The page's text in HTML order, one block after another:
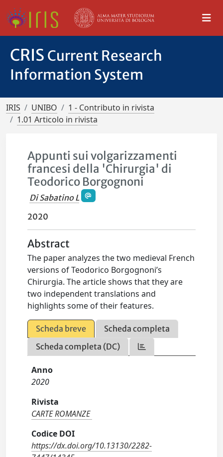
CRIS Current Research
Information System
IRIS UNIBO
1 - Contributo in rivista
1.01 Articolo in rivista
Appunti sui volgarizzamenti
francesi della 'Chirurgia' di
Teodorico Borgognoni
Di Sabatino L
2020
Abstract
The paper analyzes the two medieval French
versions of Teodorico Borgognoni’s
Chirurgia. The article shows that they are
two independent translations and
highlights some of their features.
Scheda breve
Scheda completa
Scheda completa (DC)
Anno
2020
Rivista
CARTE ROMANZE
Codice DOI
https://dx.doi.org/10.13130/2282-